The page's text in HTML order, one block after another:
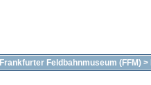
Frankfurter Feldbahnmuseum (FFM) >